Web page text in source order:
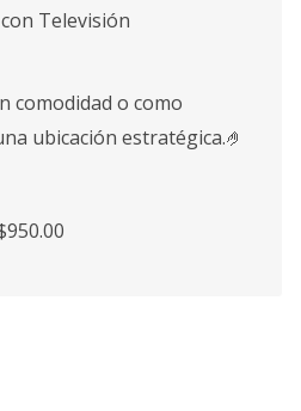
Televisión
comodidad o como
ubicación estratégica.🤌